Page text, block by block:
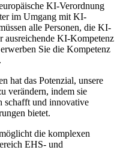
KI-Verordnung
im Umgang mit KI-
alle Personen, die KI-
ausreichende KI-Kompetenz
Sie die Kompetenz
hat das Potenzial, unsere
verändern, indem sie
schafft und innovative
bietet.
die komplexen
EHS- und